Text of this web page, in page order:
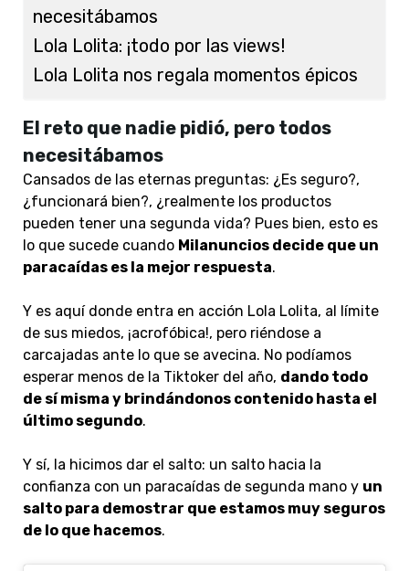
necesitábamos
Lola Lolita: ¡todo por las views!
Lola Lolita nos regala momentos épicos
El reto que nadie pidió, pero todos
necesitábamos
Cansados de las eternas preguntas: ¿Es seguro?,
¿funcionará bien?, ¿realmente los productos
pueden tener una segunda vida? Pues bien, esto es
lo que sucede cuando Milanuncios decide que un
paracaídas es la mejor respuesta.
Y es aquí donde entra en acción Lola Lolita, al límite
de sus miedos, ¡acrofóbica!, pero riéndose a
carcajadas ante lo que se avecina. No podíamos
esperar menos de la Tiktoker del año, dando todo
de sí misma y brindándonos contenido hasta el
último segundo.
Y sí, la hicimos dar el salto: un salto hacia la
confianza con un paracaídas de segunda mano y un
salto para demostrar que estamos muy seguros
de lo que hacemos.